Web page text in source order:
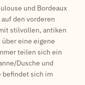
und Bordeaux
den vorderen
stilvollen, antiken
eine eigene
teilen sich ein
Dusche und
befindet sich im